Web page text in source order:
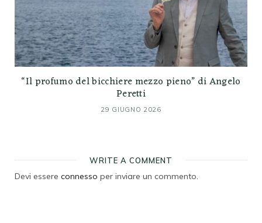
“Il profumo del bicchiere mezzo pieno” di Angelo
Peretti
29 GIUGNO 2026
WRITE A COMMENT
Devi essere connesso per inviare un commento.